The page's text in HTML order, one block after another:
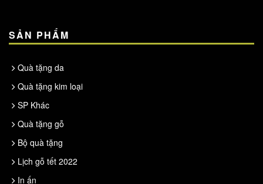
SẢN PHẨM
Quà tặng da
Quà tặng kim loại
SP Khác
Quà tặng gỗ
Bộ quà tặng
Lịch gỗ tết 2022
In ấn